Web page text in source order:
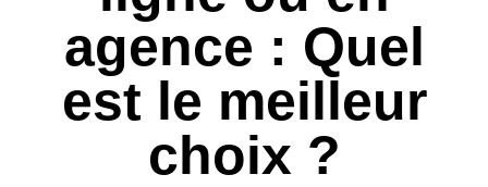
agence : Quel
est le meilleur
choix ?